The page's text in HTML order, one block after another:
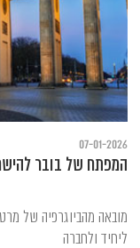
07-01-2026
המפתח של בובר
מובאה מהביוגרפיה של
ליחיד ולחברה